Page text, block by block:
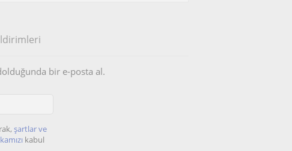
bir e-posta al.
şartlar ve
kabul